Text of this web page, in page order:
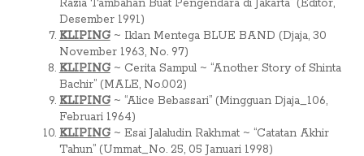
Razia Tambahan Buat Pengendara di Jakarta” (Editor,
Desember 1991)
KLIPING~ Iklan Mentega BLUE BAND (Djaja, 30
November 1963, No. 97)
KLIPING~ Cerita Sampul ~ “Another Story of Shinta
Bachir” (MALE, No.002)
KLIPING~ “Alice Bebassari” (Mingguan Djaja_106,
Februari 1964)
KLIPING~ Esai Jalaludin Rakhmat ~ “Catatan Akhir
Tahun” (Ummat_No. 25, 05 Januari 1998)